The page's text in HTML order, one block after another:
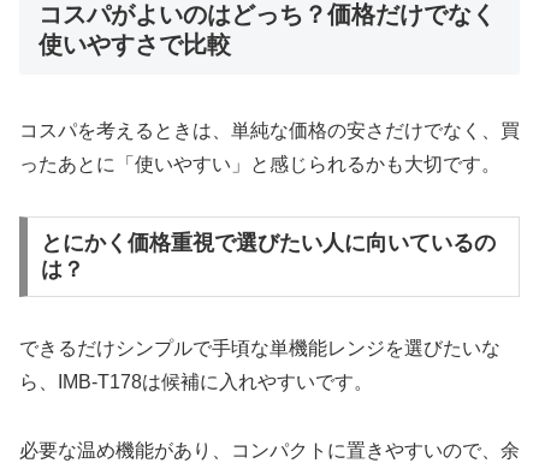
コスパがよいのはどっち？価格だけでなく
使いやすさで比較
コスパを考えるときは、単純な価格の安さだけでなく、買
ったあとに「使いやすい」と感じられるかも大切です。
とにかく価格重視で選びたい人に向いているの
は？
できるだけシンプルで手頃な単機能レンジを選びたいな
ら、IMB-T178は候補に入れやすいです。
必要な温め機能があり、コンパクトに置きやすいので、余